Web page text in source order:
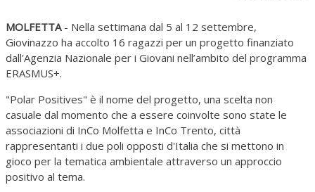
MOLFETTA- Nella settimana dal 5 al 12 settembre,
Giovinazzo ha accolto 16 ragazzi per un progetto finanziato
dall'Agenzia Nazionale per i Giovani nell’ambito del programma
ERASMUS+.
"Polar Positives" è il nome del progetto, una scelta non
casuale dal momento che a essere coinvolte sono state le
associazioni di InCo Molfetta e InCo Trento, città
rappresentanti i due poli opposti d'Italia che si mettono in
gioco per la tematica ambientale attraverso un approccio
positivo al tema.